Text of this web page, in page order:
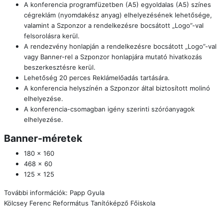
A konferencia programfüzetben (A5) egyoldalas (A5) színes
cégreklám (nyomdakész anyag) elhelyezésének lehetősége,
valamint a Szponzor a rendelkezésre bocsátott „Logo”-val
felsorolásra kerül.
A rendezvény honlapján a rendelkezésre bocsátott „Logo”-val
vagy Banner-rel a Szponzor honlapjára mutató hivatkozás
beszerkesztésre kerül.
Lehetőség 20 perces Reklámelőadás tartására.
A konferencia helyszínén a Szponzor által biztosított molinó
elhelyezése.
A konferencia-csomagban igény szerinti szóróanyagok
elhelyezése.
Banner-méretek
180 x 160
468 x 60
125 x 125
További információk: Papp Gyula
Kölcsey Ferenc Református Tanítóképző Főiskola